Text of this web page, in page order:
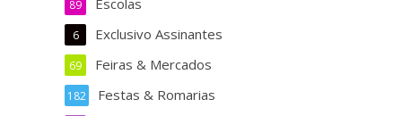
Escolas
89
Exclusivo Assinantes
6
Feiras & Mercados
69
Festas & Romarias
182